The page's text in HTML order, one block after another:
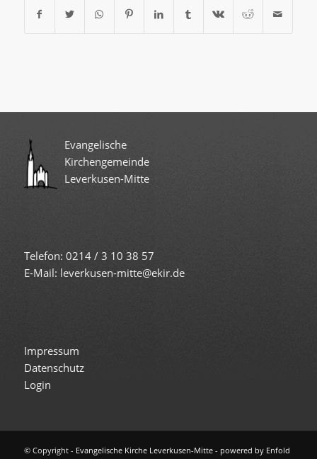
Evangelische
Kirchengemeinde
Leverkusen-Mitte
Telefon: 0214 / 3 10 38 57
E-Mail: leverkusen-mitte@ekir.de
Impressum
Datenschutz
Login
© Copyright - Evangelische Kirche Leverkusen-Mitte- powered by Enfold